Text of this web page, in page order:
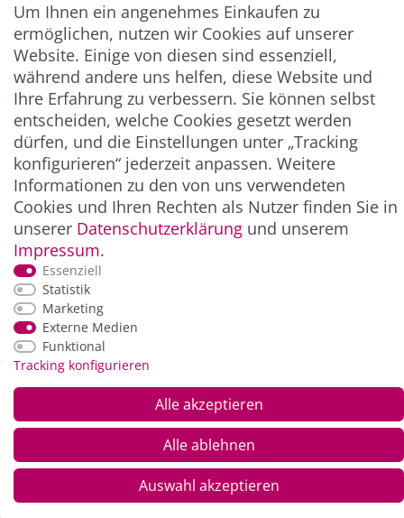
Abonnieren
** Hierbei handelt es sich um ein Pflichtfeld.
ZAHLUNG & VERSAND
*Alle Preise inkl. der gesetzl. MwSt. zzgl.
und Versandkosten
Um Ihnen ein angenehmes Einkaufen zu
ermöglichen, nutzen wir Cookies auf unserer
Website. Einige von diesen sind essenziell,
während andere uns helfen, diese Website und
Ihre Erfahrung zu verbessern. Sie können selbst
entscheiden, welche Cookies gesetzt werden
dürfen, und die Einstellungen unter „Tracking
konfigurieren“ jederzeit anpassen. Weitere
Informationen zu den von uns verwendeten
Cookies und Ihren Rechten als Nutzer finden Sie in
unserer Daten­schutz­erklärung und unserem
Impressum.
Essenziell
Statistik
Marketing
Externe Medien
Funktional
Tracking konfigurieren
Alle akzeptieren
Alle ablehnen
Auswahl akzeptieren
© Copyright 2026 Alle Rechte vorbehalten. |